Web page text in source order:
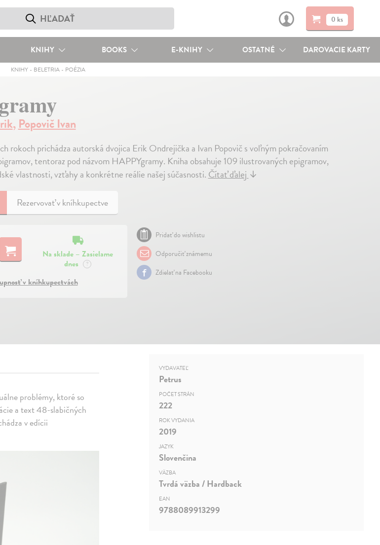
0 ks
KNIHY BOOKS E-KNIHY OSTATNÉ DAROVACIE KARTY
KNIHY - BELETRIA - POÉZIA
,Popovič Ivan
rokoch prichádza autorská dvojica Erik Ondrejička a Ivan Popovič s voľným pokračovaním
tentoraz pod názvom HAPPYgramy. Kniha obsahuje 109 ilustrovaných epigramov,
vlastnosti, vzťahy a konkrétne reálie našej súčasnosti.Čítať ďalej↓
Rezervovať v kníhkupectve
Na sklade – Zasielame
dnes
?
v kníhkupectvách
Pridať do wishlistu
Odporučiť známemu
Zdielať na Facebooku
problémy, ktoré so
a text 48-slabičných
v edícii
VYDAVATEĽ
Petrus
POČET STRÁN
222
ROK VYDANIA
2019
JAZYK
Slovenčina
VÄZBA
Tvrdá väzba / Hardback
EAN
9788089913299